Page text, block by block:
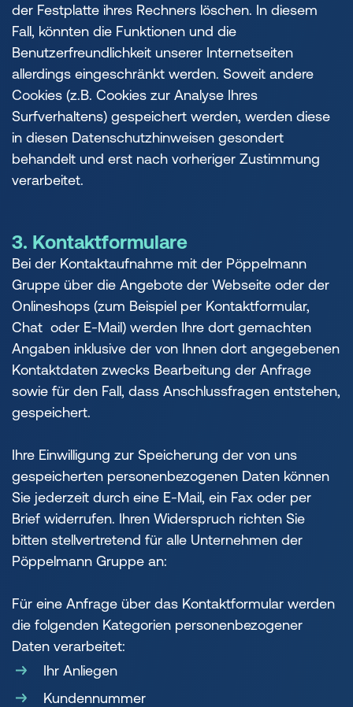
der Festplatte ihres Rechners löschen. In diesem
Fall, könnten die Funktionen und die
Benutzerfreundlichkeit unserer Internetseiten
allerdings eingeschränkt werden. Soweit andere
Cookies (z.B. Cookies zur Analyse Ihres
Surfverhaltens) gespeichert werden, werden diese
in diesen Datenschutzhinweisen gesondert
behandelt und erst nach vorheriger Zustimmung
verarbeitet.
3. Kontaktformulare
Bei der Kontaktaufnahme mit der Pöppelmann
Gruppe über die Angebote der Webseite oder der
Onlineshops (zum Beispiel per Kontaktformular,
Chat oder E-Mail) werden Ihre dort gemachten
Angaben inklusive der von Ihnen dort angegebenen
Kontaktdaten zwecks Bearbeitung der Anfrage
sowie für den Fall, dass Anschlussfragen entstehen,
gespeichert.
Ihre Einwilligung zur Speicherung der von uns
gespeicherten personenbezogenen Daten können
Sie jederzeit durch eine E-Mail, ein Fax oder per
Brief widerrufen. Ihren Widerspruch richten Sie
bitten stellvertretend für alle Unternehmen der
Pöppelmann Gruppe an:
Für eine Anfrage über das Kontaktformular werden
die folgenden Kategorien personenbezogener
Daten verarbeitet:
Ihr Anliegen
Kundennummer